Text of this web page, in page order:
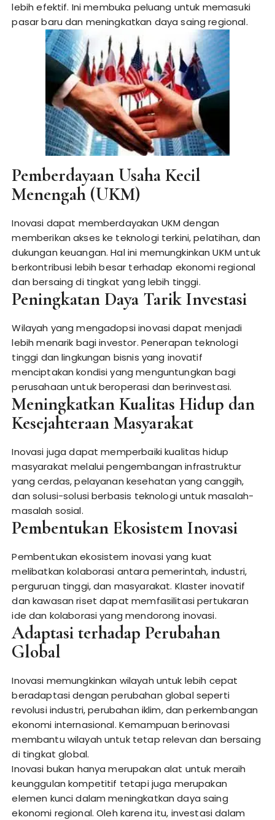
lebih efektif. Ini membuka peluang untuk memasuki
pasar baru dan meningkatkan daya saing regional.
Pemberdayaan Usaha Kecil
Menengah (UKM)
Inovasi dapat memberdayakan UKM dengan
memberikan akses ke teknologi terkini, pelatihan, dan
dukungan keuangan. Hal ini memungkinkan UKM untuk
berkontribusi lebih besar terhadap ekonomi regional
dan bersaing di tingkat yang lebih tinggi.
Peningkatan Daya Tarik Investasi
Wilayah yang mengadopsi inovasi dapat menjadi
lebih menarik bagi investor. Penerapan teknologi
tinggi dan lingkungan bisnis yang inovatif
menciptakan kondisi yang menguntungkan bagi
perusahaan untuk beroperasi dan berinvestasi.
Meningkatkan Kualitas Hidup dan
Kesejahteraan Masyarakat
Inovasi juga dapat memperbaiki kualitas hidup
masyarakat melalui pengembangan infrastruktur
yang cerdas, pelayanan kesehatan yang canggih,
dan solusi-solusi berbasis teknologi untuk masalah-
masalah sosial.
Pembentukan Ekosistem Inovasi
Pembentukan ekosistem inovasi yang kuat
melibatkan kolaborasi antara pemerintah, industri,
perguruan tinggi, dan masyarakat. Klaster inovatif
dan kawasan riset dapat memfasilitasi pertukaran
ide dan kolaborasi yang mendorong inovasi.
Adaptasi terhadap Perubahan
Global
Inovasi memungkinkan wilayah untuk lebih cepat
beradaptasi dengan perubahan global seperti
revolusi industri, perubahan iklim, dan perkembangan
ekonomi internasional. Kemampuan berinovasi
membantu wilayah untuk tetap relevan dan bersaing
di tingkat global.
Inovasi bukan hanya merupakan alat untuk meraih
keunggulan kompetitif tetapi juga merupakan
elemen kunci dalam meningkatkan daya saing
ekonomi regional. Oleh karena itu, investasi dalam